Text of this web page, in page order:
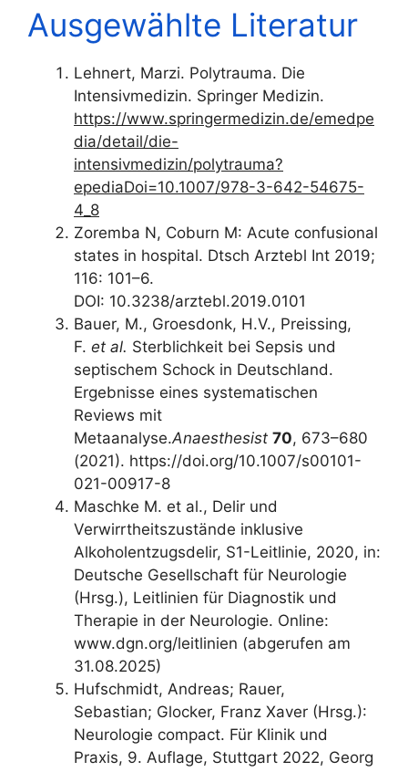
Ausgewählte Literatur
Lehnert, Marzi. Polytrauma. Die
Intensivmedizin. Springer Medizin.
https://www.springermedizin.de/emedpe
dia/detail/die-
intensivmedizin/polytrauma?
epediaDoi=10.1007/978-3-642-54675-
4_8
Zoremba N, Coburn M: Acute confusional
states in hospital. Dtsch Arztebl Int 2019;
116: 101–6.
DOI: 10.3238/arztebl.2019.0101
Bauer, M., Groesdonk, H.V., Preissing,
F. et al. Sterblichkeit bei Sepsis und
septischem Schock in Deutschland.
Ergebnisse eines systematischen
Reviews mit
Metaanalyse.Anaesthesist 70, 673–680
(2021). https://doi.org/10.1007/s00101-
021-00917-8
Maschke M. et al., Delir und
Verwirrtheitszustände inklusive
Alkoholentzugsdelir, S1-Leitlinie, 2020, in:
Deutsche Gesellschaft für Neurologie
(Hrsg.), Leitlinien für Diagnostik und
Therapie in der Neurologie. Online:
www.dgn.org/leitlinien (abgerufen am
31.08.2025)
Hufschmidt, Andreas; Rauer,
Sebastian; Glocker, Franz Xaver (Hrsg.):
Neurologie compact. Für Klinik und
Praxis, 9. Auflage, Stuttgart 2022, Georg